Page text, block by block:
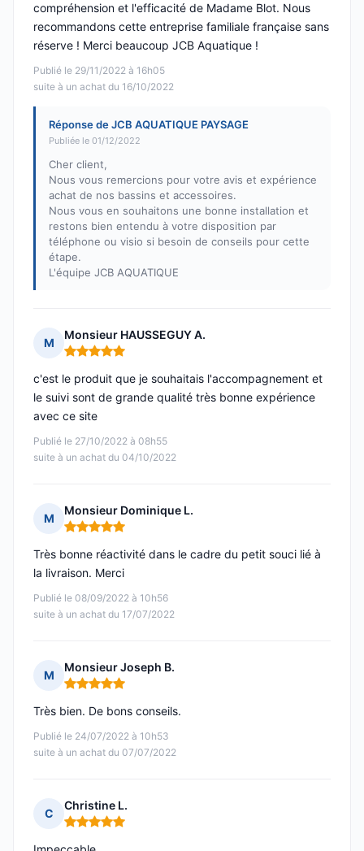
Publié le 29/11/2022 à 16h05
suite à un achat du 16/10/2022
compréhension et l'efficacité de Madame Blot. Nous
recommandons cette entreprise familiale française sans
réserve ! Merci beaucoup JCB Aquatique !
Réponse de JCB AQUATIQUE PAYSAGE
Publiée le 01/12/2022
Cher client,
Nous vous remercions pour votre avis et expérience
achat de nos bassins et accessoires.
Nous vous en souhaitons une bonne installation et
restons bien entendu à votre disposition par
téléphone ou visio si besoin de conseils pour cette
étape.
L'équipe JCB AQUATIQUE
M
Monsieur HAUSSEGUY A.
Note : 5 sur 5
Publié le 27/10/2022 à 08h55
suite à un achat du 04/10/2022
c'est le produit que je souhaitais l'accompagnement et
le suivi sont de grande qualité très bonne expérience
avec ce site
M
Monsieur Dominique L.
Note : 5 sur 5
Publié le 08/09/2022 à 10h56
suite à un achat du 17/07/2022
Très bonne réactivité dans le cadre du petit souci lié à
la livraison. Merci
M
Monsieur Joseph B.
Note : 5 sur 5
Publié le 24/07/2022 à 10h53
suite à un achat du 07/07/2022
Très bien. De bons conseils.
C
Christine L.
Note : 5 sur 5